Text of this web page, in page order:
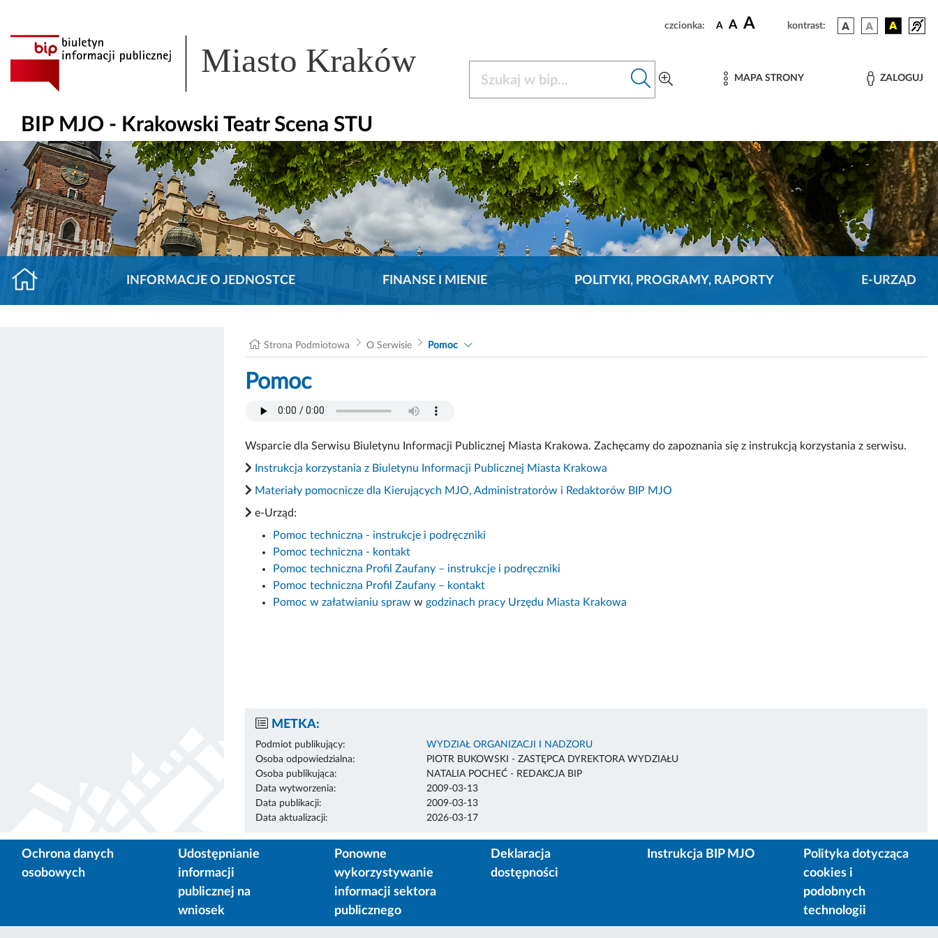
czcionka: A A A kontrast:
Miasto Kraków MAPA STRONY ZALOGUJ
BIP MJO - Krakowski Teatr Scena STU
INFORMACJE O JEDNOSTCE FINANSE I MIENIE POLITYKI, PROGRAMY, RAPORTY E-URZĄD
Strona Podmiotowa O Serwisie Pomoc
Pomoc
Wsparcie dla Serwisu Biuletynu Informacji Publicznej Miasta Krakowa. Zachęcamy do zapoznania się z instrukcją korzystania z serwisu.
Instrukcja korzystania z Biuletynu Informacji Publicznej Miasta Krakowa
Materiały pomocnicze dla Kierujących MJO, Administratorów i Redaktorów BIP MJO
e-Urząd:
Pomoc techniczna - instrukcje i podręczniki
Pomoc techniczna - kontakt
Pomoc techniczna Profil Zaufany – instrukcje i podręczniki
Pomoc techniczna Profil Zaufany – kontakt
Pomoc w załatwianiu spraw w godzinach pracy Urzędu Miasta Krakowa
METKA:
Podmiot publikujący:
WYDZIAŁ ORGANIZACJI I NADZORU
Osoba odpowiedzialna:
PIOTR BUKOWSKI - ZASTĘPCA DYREKTORA WYDZIAŁU
Osoba publikująca:
NATALIA POCHEĆ - REDAKCJA BIP
Data wytworzenia:
2009-03-13
Data publikacji:
2009-03-13
Data aktualizacji:
2026-03-17
Ochrona danych
osobowych
Udostępnianie
informacji
publicznej na
wniosek
Ponowne
wykorzystywanie
informacji sektora
publicznego
Deklaracja
dostępności
Instrukcja BIP MJO
Polityka dotycząca
cookies i
podobnych
technologii